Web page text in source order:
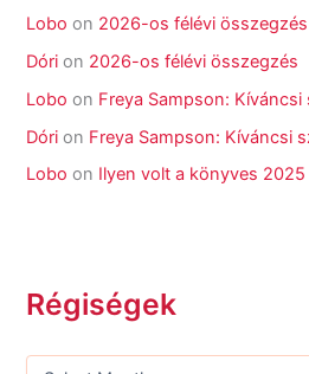
Lobo on 2026-os félévi összegzés
Dóri on 2026-os félévi összegzés
Lobo on Freya Sampson:
Dóri on Freya Sampson: Kíváncsi
Lobo on Ilyen volt a könyves 2025
Régiségek